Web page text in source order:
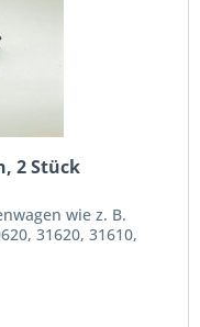
2 Stück
wie z. B.
31620, 31610,